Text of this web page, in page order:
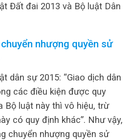
Đất đai 2013 và Bộ luật Dân
nhượng quyền sử
dân sự 2015: “Giao dịch dân
các điều kiện được quy
Bộ luật này thì vô hiệu, trừ
có quy định khác”. Như vậy,
chuyển nhượng quyền sử